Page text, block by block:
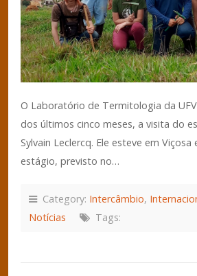
O Laboratório de Termitologia da
dos últimos cinco meses, a visita do
Sylvain Leclercq. Ele esteve em
estágio, previsto no…
Category: Intercâmbio,
Notícias
Tags: